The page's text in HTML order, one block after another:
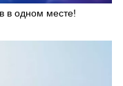
в одном месте!